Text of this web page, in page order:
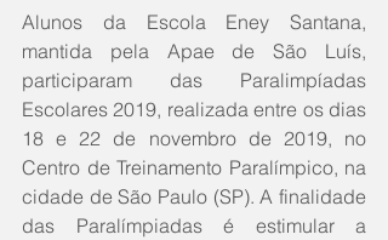
Alunos da Escola Eney Santana,
mantida pela Apae de São Luís,
participaram das Paralimpíadas
Escolares 2019, realizada entre os dias
18 e 22 de novembro de 2019, no
Centro de Treinamento Paralímpico, na
cidade de São Paulo (SP). A finalidade
das Paralímpiadas é estimular a